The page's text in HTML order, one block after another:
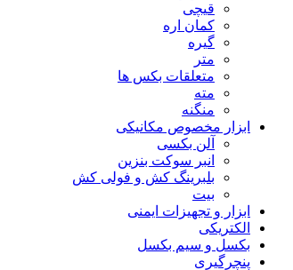
قیچی
کمان اره
گیره
متر
متعلقات بکس ها
مته
منگنه
ابزار مخصوص مکانیکی
آلن بکسی
انبر سوکت بنزین
بلبرینگ کش و فولی کش
بیت
ابزار و تجهیزات ایمنی
الکتریکی
بکسل و سیم بکسل
پنچرگیری